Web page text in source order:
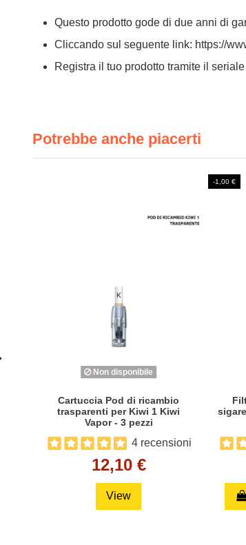
Questo prodotto gode di due anni di
Cliccando sul seguente link: https://
Registra il tuo prodotto tramite il
Potrebbe anche piacerti
Non disponibile
Cartuccia Pod di ricambio
trasparenti per Kiwi 1 Kiwi
Vapor - 3 pezzi
4 recensioni
12,10 €
View
-1,00 €